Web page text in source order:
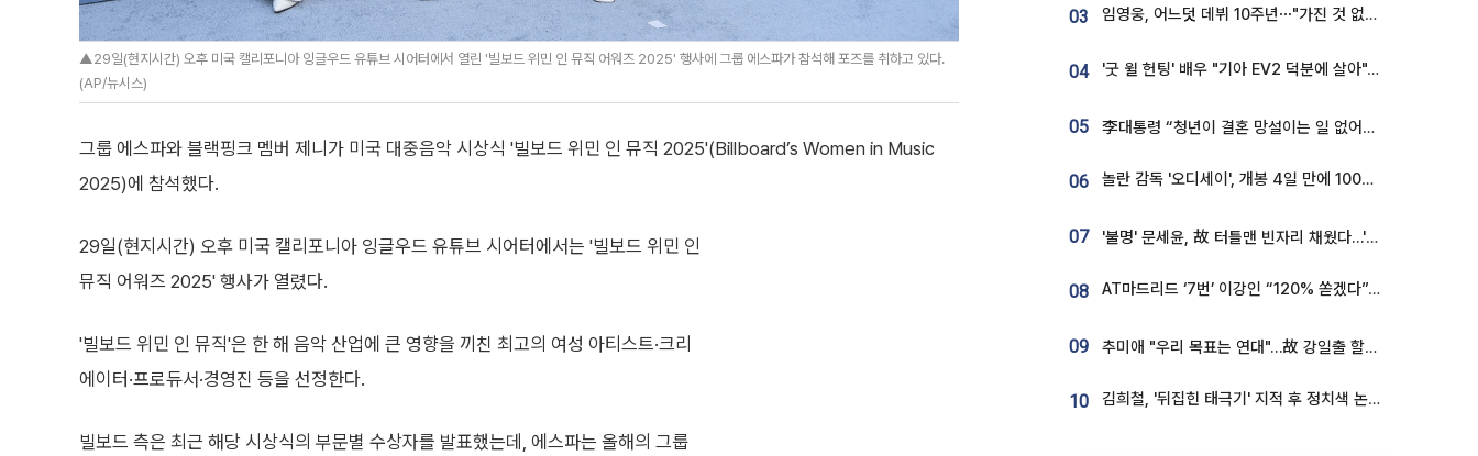
▲29일(현지시간) 오후 미국 캘리포니아 잉글우드 유튜브 시어터에서 열린 '빌보드 위민 인 뮤직 어워즈 2025' 행사에 그룹 에스파가 참석해 포즈를 취하고 있다.
(AP/뉴시스)
그룹 에스파와 블랙핑크 멤버 제니가 미국 대중음악 시상식 '빌보드 위민 인 뮤직 2025'(Billboard’s Women in Music
2025)에 참석했다.
29일(현지시간) 오후 미국 캘리포니아 잉글우드 유튜브 시어터에서는 '빌보드 위민 인
뮤직 어워즈 2025' 행사가 열렸다.
'빌보드 위민 인 뮤직'은 한 해 음악 산업에 큰 영향을 끼친 최고의 여성 아티스트·크리
에이터·프로듀서·경영진 등을 선정한다.
빌보드 측은 최근 해당 시상식의 부문별 수상자를 발표했는데, 에스파는 올해의 그룹
03 임영웅, 어느덧 데뷔 10주년⋯"가진 것 없던 시절, 내 앞엔 20명의 팬뿐"
04 '굿 윌 헌팅' 배우 "기아 EV2 덕분에 살아"…교통사고 후 안전성 극찬
05 李대통령 “청년이 결혼 망설이는 일 없어야...제도상 불이익 조사”
06 놀란 감독 '오디세이', 개봉 4일 만에 100만 돌파⋯'왕사남' 보다 빠르다
07 '불명' 문세윤, 故 터틀맨 빈자리 채웠다…'거북이' 눈물의 최종 우승
08 AT마드리드 ‘7번’ 이강인 “120% 쏟겠다”⋯시메오네 감독 “필요한 선수”
09 추미애 "우리 목표는 연대"…故 강일출 할머니 흉상 제막
10 김희철, '뒤집힌 태극기' 지적 후 정치색 논란…"좌우 떠나 우리나라 국기"